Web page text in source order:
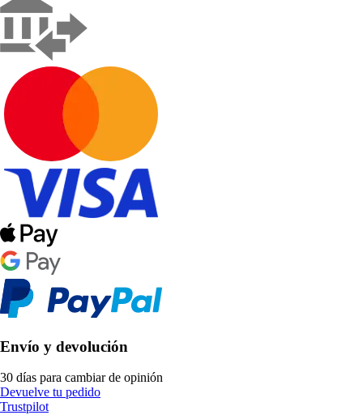
Envío y devolución
30 días para cambiar de opinión
Devuelve tu pedido
Trustpilot